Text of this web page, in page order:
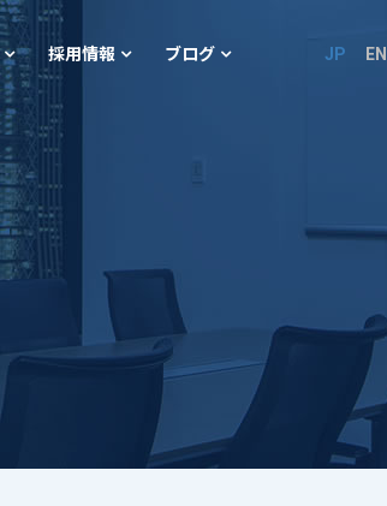
採用情報 ブログ JP EN